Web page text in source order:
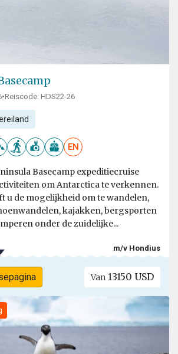
•Reiscode: HDS22-26
EN
Basecamp expeditiecruise
om Antarctica te verkennen.
u de mogelijkheid om te wandelen,
kajakken, bergsporten
onder de zuidelijke...
m/v Hondius
Van 13150 USD